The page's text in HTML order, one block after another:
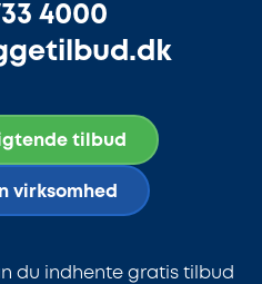
4000
tilbud
virksomhed
du indhente gratis tilbud